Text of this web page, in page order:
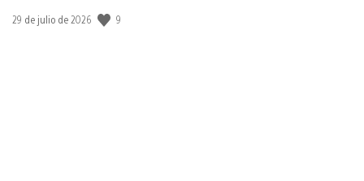
Fecha
29 de julio de 2026 9